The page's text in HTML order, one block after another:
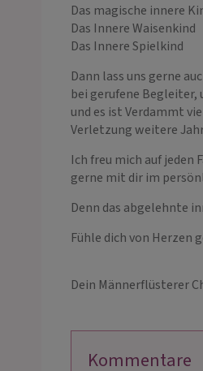
Das magische innere
Das Innere Waisenkind
Das Innere Spielkind
Dann lass uns gerne
bei gerufene
und es ist Verdammt
Verletzung weitere
Ich freu mich auf jeden
gerne mit dir im
Denn das abgelehnte
Fühle dich von Herzen
Dein Männerflüsterer
Kommentare